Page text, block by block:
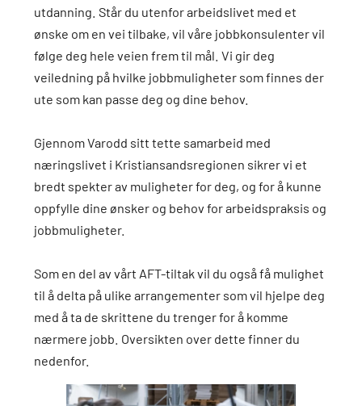
utdanning. Står du utenfor arbeidslivet med et
ønske om en vei tilbake, vil våre jobbkonsulenter vil
følge deg hele veien frem til mål. Vi gir deg
veiledning på hvilke jobbmuligheter som finnes der
ute som kan passe deg og dine behov.
Gjennom Varodd sitt tette samarbeid med
næringslivet i Kristiansandsregionen sikrer vi et
bredt spekter av muligheter for deg, og for å kunne
oppfylle dine ønsker og behov for arbeidspraksis og
jobbmuligheter.
Som en del av vårt AFT-tiltak vil du også få mulighet
til å delta på ulike arrangementer som vil hjelpe deg
med å ta de skrittene du trenger for å komme
nærmere jobb. Oversikten over dette finner du
nedenfor.